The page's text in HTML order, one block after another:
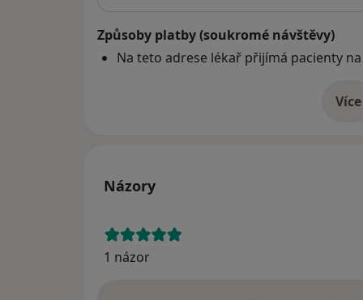
Způsoby platby (soukromé návštěvy)
Na teto adrese lékař přijímá pacienty
Více
o
Názory
1 názor